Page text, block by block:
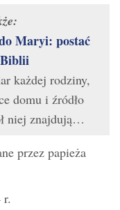
Maryi: postać
każdej rodziny,
domu i źródło
niej znajdują…
przez papieża
r.